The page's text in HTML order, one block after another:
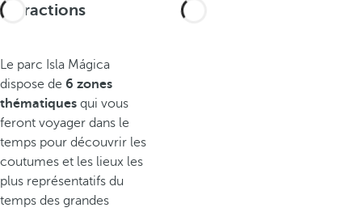
Attractions
Le parc Isla Mágica
dispose de 6 zones
thématiques qui vous
feront voyager dans le
temps pour découvrir les
coutumes et les lieux les
plus représentatifs du
temps des grandes